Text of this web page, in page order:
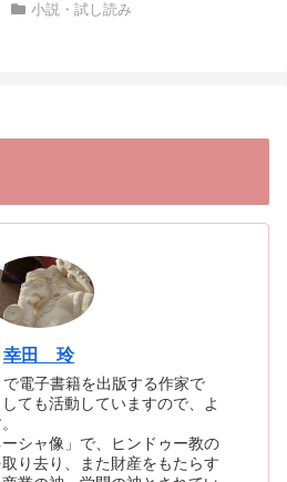
小説・試し読み
幸田 玲
電子書籍を出版する作家で
ても活動していますので、よ
シャ像」で、ヒンドゥー教の
り去り、また財産をもたらす